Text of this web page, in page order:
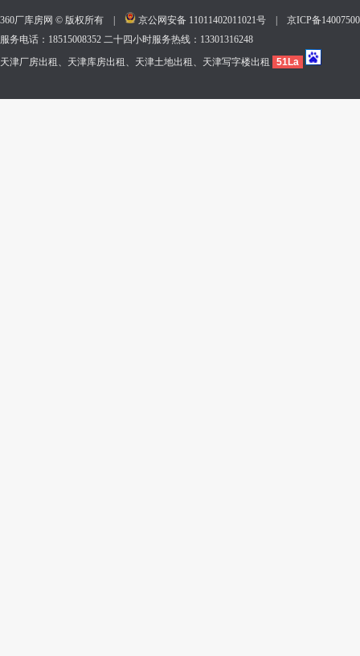
360厂库房网 © 版权所有 | 京公网安备 11011402011021号
京ICP备
服务电话：18515008352 二十四小时服务热线：13301316248
天津厂房出租、天津库房出租、天津土地出租、天津写字楼出租
51La